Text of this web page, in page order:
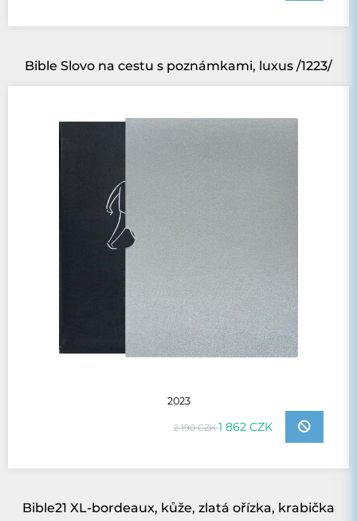
Bible Slovo na cestu s poznámkami, luxus /1223/
2023
2 190 CZK1 862 CZK
Bible21 XL-bordeaux, kůže, zlatá ořízka, krabička